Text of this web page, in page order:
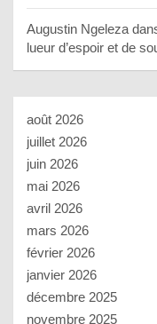
Augustin Ngeleza
lueur d’espoir et de
août 2026
juillet 2026
juin 2026
mai 2026
avril 2026
mars 2026
février 2026
janvier 2026
décembre 2025
novembre 2025